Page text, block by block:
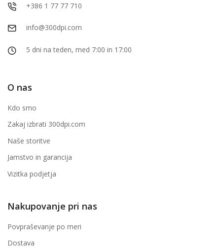
+386 1 77 77 710
info@300dpi.com
5 dni na teden, med 7:00 in 17:00
O nas
Kdo smo
Zakaj izbrati 300dpi.com
Naše storitve
Jamstvo in garancija
Vizitka podjetja
Nakupovanje pri nas
Povpraševanje po meri
Dostava